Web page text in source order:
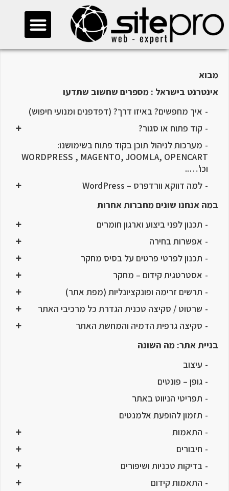
> חוברת > איך מחפשים? באיזו דרך? (דפדפנים ומנועי חיפוש)
מבוא
אינטרנט בישראל : מספרים שחשוב שתדעו
איך מחפשים? באיזו דרך? (דפדפנים ומנועי חיפוש)
קוד פתוח או סגור?
מערכות לניהול תוכן בקוד פתוח בשימושנו:
WORDPRESS , MAGENTO, JOOMLA, OPENCART
וכו'…..
למה דווקא וורדפרס – WordPress
במה אנחנו שונים מחברות אחרות
תכנון לפני ביצוע וארגון חומרים
אפשרות בחירה
תכנון לפרטי פרטים על בסיס מחקר
אסטרטגית קידום – מחקר
תרשים זרימה ופונקציונליות (מפת אתר)
שרטוט / סקיצה טכנית הגדרת כל מרכיבי האתר
סקיצה גרפית הדמיה והמחשת האתר
בניית אתר: מה השונה
עיצוב
גופן – פונטים
תפריטי הניווט באתר
תזמון להופעת אלמנטים
התאמות
חיבורים
בדיקות טכניות ושיפורים
התאמות קידום